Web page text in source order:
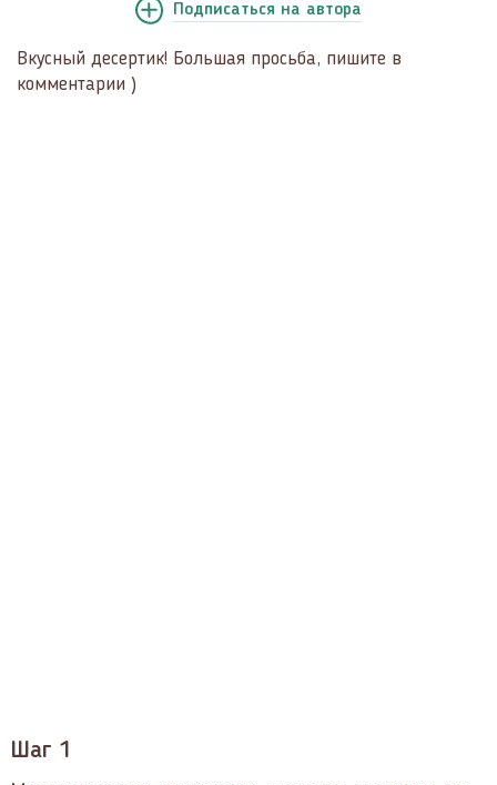
Подписаться на автора
Вкусный десертик! Большая просьба, пишите в
комментарии )
Шаг 1